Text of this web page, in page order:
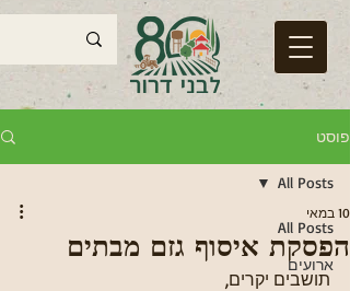
פוסט
All Posts
ארועים
All Posts
הפסקת איסוף גזם מבתים
10 במאי
תושבים יקרים,